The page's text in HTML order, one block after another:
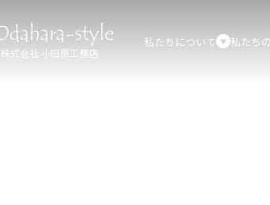
株式会社 小田原工務店
私たちについて 私たち